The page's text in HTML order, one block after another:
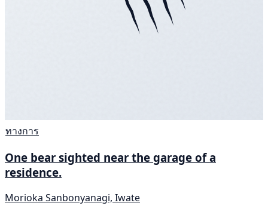
ทางการ
One bear sighted near the garage of a
residence.
Morioka Sanbonyanagi, Iwate